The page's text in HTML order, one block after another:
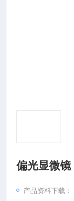
偏光显微镜
产品资料下载：